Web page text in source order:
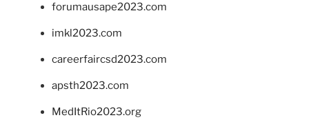
forumausape2023.com
imkl2023.com
careerfaircsd2023.com
apsth2023.com
MedItRio2023.org